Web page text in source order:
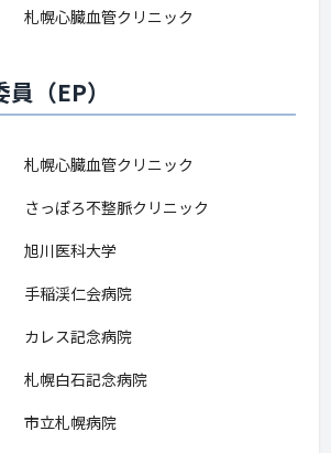
札幌心臓血管クリニック
（EP）
札幌心臓血管クリニック
さっぽろ不整脈クリニック
旭川医科大学
手稲渓仁会病院
カレス記念病院
札幌白石記念病院
市立札幌病院